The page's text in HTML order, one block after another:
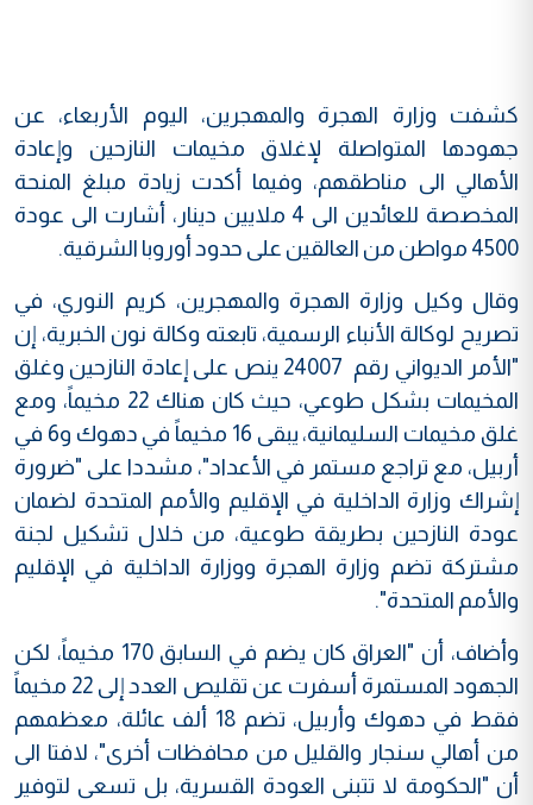
كشفت وزارة الهجرة والمهجرين، اليوم الأربعاء، عن
جهودها المتواصلة لإغلاق مخيمات النازحين وإعادة
الأهالي الى مناطقهم، وفيما أكدت زيادة مبلغ المنحة
المخصصة للعائدين الى 4 ملايين دينار، أشارت الى عودة
4500 مواطن من العالقين على حدود أوروبا الشرقية.
وقال وكيل وزارة الهجرة والمهجرين، كريم النوري، في
تصريح لوكالة الأنباء الرسمية، تابعته وكالة نون الخبرية، إن
"الأمر الديواني رقم 24007 ينص على إعادة النازحين وغلق
المخيمات بشكل طوعي، حيث كان هناك 22 مخيماً، ومع
غلق مخيمات السليمانية، يبقى 16 مخيماً في دهوك و6 في
أربيل، مع تراجع مستمر في الأعداد"، مشددا على "ضرورة
إشراك وزارة الداخلية في الإقليم والأمم المتحدة لضمان
عودة النازحين بطريقة طوعية، من خلال تشكيل لجنة
مشتركة تضم وزارة الهجرة ووزارة الداخلية في الإقليم
والأمم المتحدة".
وأضاف، أن "العراق كان يضم في السابق 170 مخيماً، لكن
الجهود المستمرة أسفرت عن تقليص العدد إلى 22 مخيماً
فقط في دهوك وأربيل، تضم 18 ألف عائلة، معظمهم
من أهالي سنجار والقليل من محافظات أخرى"، لافتا الى
أن "الحكومة لا تتبنى العودة القسرية، بل تسعى لتوفير